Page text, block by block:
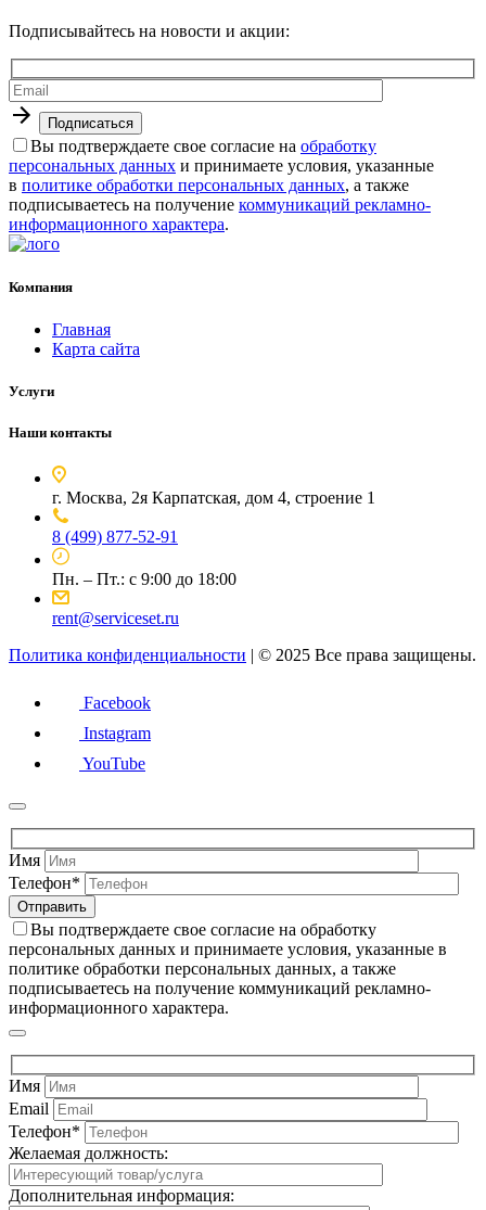
Подписывайтесь на новости и акции:
Вы подтверждаете свое согласие на обработку
персональных данных и принимаете условия, указанные
в политике обработки персональных данных, а также
подписываетесь на получение коммуникаций рекламно-
информационного характера.
Компания
Главная
Карта сайта
Услуги
Наши контакты
г. Москва, 2я Карпатская, дом 4, строение 1
8 (499) 877-52-91
Пн. – Пт.: с 9:00 до 18:00
rent@serviceset.ru
Политика конфиденциальности | © 2025 Все права защищены.
Facebook
Instagram
YouTube
Имя
Телефон*
Вы подтверждаете свое согласие на обработку
персональных данных и принимаете условия, указанные в
политике обработки персональных данных, а также
подписываетесь на получение коммуникаций рекламно-
информационного характера.
Имя
Email
Телефон*
Желаемая должность:
Дополнительная информация: